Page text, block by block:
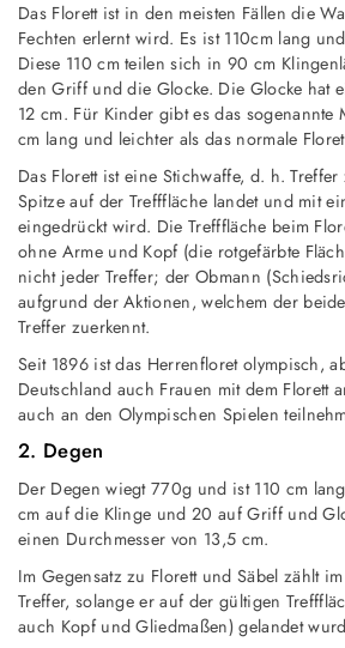
Das Florett ist in den meisten Fällen die
Fechten erlernt wird. Es ist 110cm lang
Diese 110 cm teilen sich in 90 cm
den Griff und die Glocke. Die Glocke hat
12 cm. Für Kinder gibt es das sogenannte
cm lang und leichter als das normale
Das Florett ist eine Stichwaffe, d. h.
Spitze auf der Trefffläche landet und mit
eingedrückt wird. Die Trefffläche beim
ohne Arme und Kopf (die rotgefärbte
nicht jeder Treffer; der Obmann
aufgrund der Aktionen, welchem der
Treffer zuerkennt.
Seit 1896 ist das Herrenfloret olympisch,
Deutschland auch Frauen mit dem Florett
auch an den Olympischen Spielen
2. Degen
Der Degen wiegt 770g und ist 110 cm
cm auf die Klinge und 20 auf Griff und
einen Durchmesser von 13,5 cm.
Im Gegensatz zu Florett und Säbel zählt
Treffer, solange er auf der gültigen
auch Kopf und Gliedmaßen) gelandet